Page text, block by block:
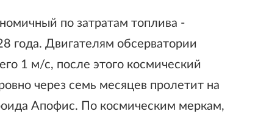
по затратам топлива -
года. Двигателям обсерватории
1 м/с, после этого космический
через семь месяцев пролетит на
Апофис. По космическим меркам,